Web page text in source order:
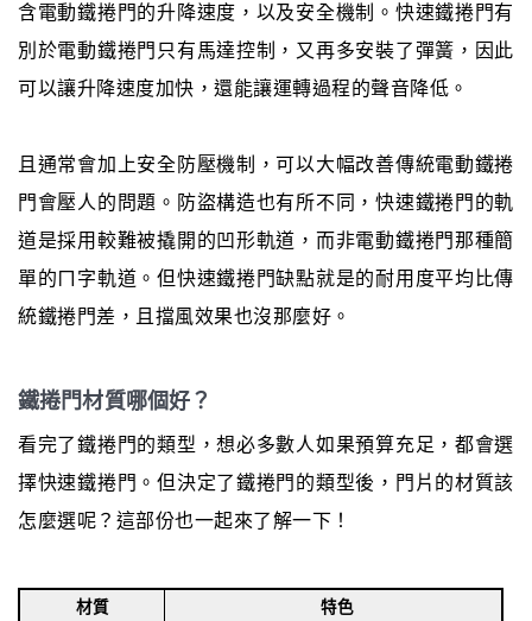
含電動鐵捲門的升降速度，以及安全機制。快速鐵捲門有
別於電動鐵捲門只有馬達控制，又再多安裝了彈簧，因此
可以讓升降速度加快，還能讓運轉過程的聲音降低。
且通常會加上安全防壓機制，可以大幅改善傳統電動鐵捲
門會壓人的問題。防盜構造也有所不同，快速鐵捲門的軌
道是採用較難被撬開的凹形軌道，而非電動鐵捲門那種簡
單的ㄇ字軌道。但快速鐵捲門缺點就是的耐用度平均比傳
統鐵捲門差，且擋風效果也沒那麼好。
鐵捲門材質哪個好？
看完了鐵捲門的類型，想必多數人如果預算充足，都會選
擇快速鐵捲門。但決定了鐵捲門的類型後，門片的材質該
怎麼選呢？這部份也一起來了解一下！
材質 特色